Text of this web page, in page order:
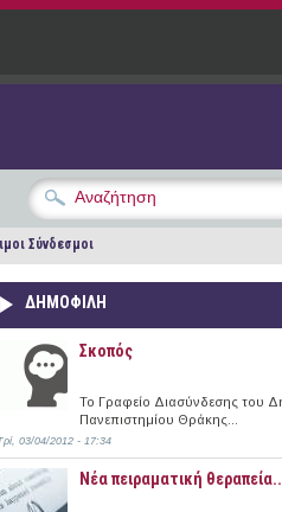
Σύνδεσμοι
ΔΗΜΟΦΙΛΗ
Σκοπός
Το Γραφείο Διασύνδεσης του
Πανεπιστημίου Θράκης...
03/04/2012 - 17:34
Νέα πειραματική